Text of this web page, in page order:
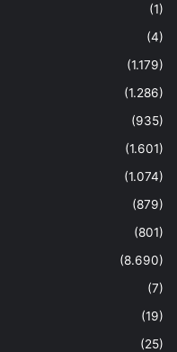
(1)
(4)
(1.179)
(1.286)
(935)
(1.601)
(1.074)
(879)
(801)
(8.690)
(7)
(19)
(25)